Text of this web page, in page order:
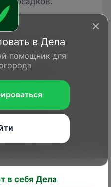
следует
используют
, которыми
ранней весной.
а следующее за
Заключительную
в Дела
помощник для
в себя Дела